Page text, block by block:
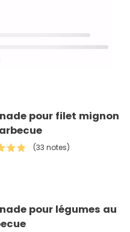
pour filet mignon
(33 notes)
pour légumes au